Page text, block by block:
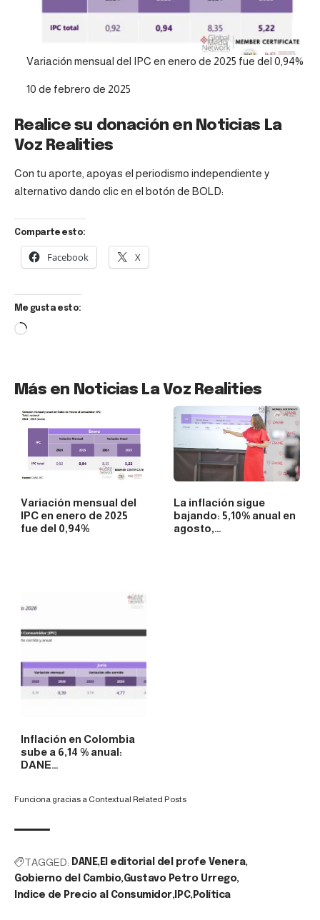
Variación mensual del IPC en enero de 2025 fue del 0,94%
Fecha
10 de febrero de 2025
Realice su donación en Noticias La
Voz Realities
Con tu aporte, apoyas el periodismo independiente y
alternativo dando clic en el botón de BOLD:
Comparte esto:
Facebook X
Me gusta esto:
Más en Noticias La Voz Realities
Variación mensual del
IPC en enero de 2025
fue del 0,94%
La inflación sigue
bajando: 5,10% anual en
agosto,…
Inflación en Colombia
sube a 6,14 % anual:
DANE…
Funciona gracias a Contextual Related Posts
TAGGED: DANE El editorial del profe Venera
Gobierno del Cambio Gustavo Petro Urrego
Indice de Precio al Consumidor IPC Política